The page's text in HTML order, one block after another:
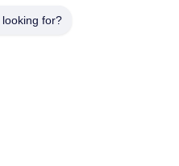
Fordern Sie Ein Zitat
for?